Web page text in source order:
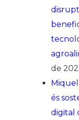
de
és
digital